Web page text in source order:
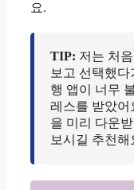
요.
TIP: 저는 처
보고 선택했다
행 앱이 너무
레스를 받았어
을 미리 다운
보시길 추천해